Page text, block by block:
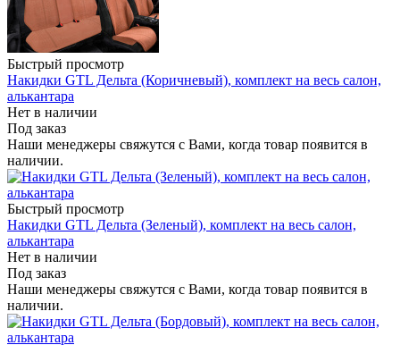
Быстрый просмотр
Накидки GTL Дельта (Коричневый), комплект на весь салон,
алькантара
Нет в наличии
Под заказ
Наши менеджеры свяжутся с Вами, когда товар появится в
наличии.
Быстрый просмотр
Накидки GTL Дельта (Зеленый), комплект на весь салон,
алькантара
Нет в наличии
Под заказ
Наши менеджеры свяжутся с Вами, когда товар появится в
наличии.